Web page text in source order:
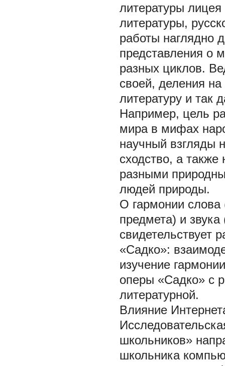
литературы лицея
литературы,
работы наглядно
представления о
разных циклов.
своей, деления
литературу и так
Например, цель
мира в мифах
научный взгляды
сходство, а
разными
людей природы.
О гармонии слова
предмета) и
свидетельствует
«Садко»:
изучение
оперы «Садко» с
литературной.
Влияние
школьников»
школьника